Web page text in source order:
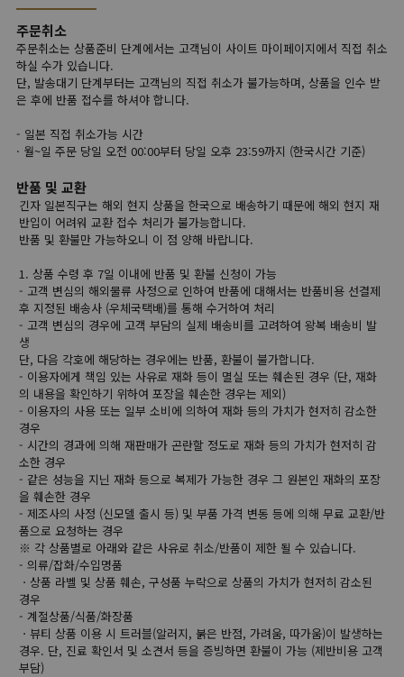
주문취소
주문취소는 상품준비 단계에서는 고객님이 사이트 마이페이지에서 직접 취소
하실 수가 있습니다.
단, 발송대기 단계부터는 고객님의 직접 취소가 불가능하며, 상품을 인수 받
은 후에 반품 접수를 하셔야 합니다.
- 일본 직접 취소가능 시간
· 월~일 주문 당일 오전 00:00부터 당일 오후 23:59까지 (한국시간 기준)
반품 및 교환
긴자 일본직구는 해외 현지 상품을 한국으로 배송하기 때문에 해외 현지 재
반입이 어려워 교환 접수 처리가 불가능합니다.
반품 및 환불만 가능하오니 이 점 양해 바랍니다.
1. 상품 수령 후 7일 이내에 반품 및 환불 신청이 가능
- 고객 변심의 해외물류 사정으로 인하여 반품에 대해서는 반품비용 선결제
후 지정된 배송사 (우체국택배)를 통해 수거하여 처리
- 고객 변심의 경우에 고객 부담의 실제 배송비를 고려하여 왕복 배송비 발
생
단, 다음 각호에 해당하는 경우에는 반품, 환불이 불가합니다.
- 이용자에게 책임 있는 사유로 재화 등이 멸실 또는 훼손된 경우 (단, 재화
의 내용을 확인하기 위하여 포장을 훼손한 경우는 제외)
- 이용자의 사용 또는 일부 소비에 의하여 재화 등의 가치가 현저히 감소한
경우
- 시간의 경과에 의해 재판매가 곤란할 정도로 재화 등의 가치가 현저히 감
소한 경우
- 같은 성능을 지닌 재화 등으로 복제가 가능한 경우 그 원본인 재화의 포장
을 훼손한 경우
- 제조사의 사정 (신모델 출시 등) 및 부품 가격 변동 등에 의해 무료 교환/반
품으로 요청하는 경우
※ 각 상품별로 아래와 같은 사유로 취소/반품이 제한 될 수 있습니다.
- 의류/잡화/수입명품
ㆍ상품 라벨 및 상품 훼손, 구성품 누락으로 상품의 가치가 현저히 감소된
경우
- 계절상품/식품/화장품
ㆍ뷰티 상품 이용 시 트러블(알러지, 붉은 반점, 가려움, 따가움)이 발생하는
경우. 단, 진료 확인서 및 소견서 등을 증빙하면 환불이 가능 (제반비용 고객
부담)